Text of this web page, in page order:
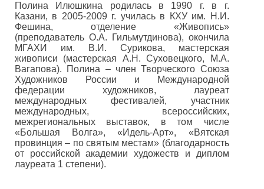
Полина Илюшкина родилась в 1990 г. в г.
Казани, в 2005-2009 г. училась в КХУ им. Н.И.
Фешина, отделение «Живопись»
(преподаватель О.А. Гильмутдинова), окончила
МГАХИ им. В.И. Сурикова, мастерская
живописи (мастерская А.Н. Суховецкого, М.А.
Вагапова). Полина – член Творческого Союза
Художников России и Международной
федерации художников, лауреат
международных фестивалей, участник
международных, всероссийских,
межрегиональных выставок, в том числе
«Большая Волга», «Идель-Арт», «Вятская
провинция – по святым местам» (благодарность
от российской академии художеств и диплом
лауреата 1 степени).